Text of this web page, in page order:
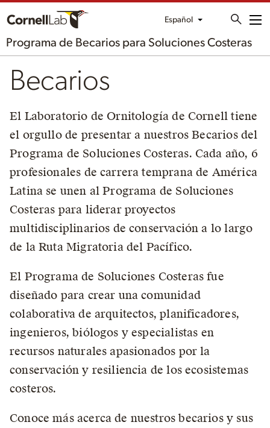
Español
Programa de Becarios para Soluciones Costeras
Becarios
El Laboratorio de Ornitología de Cornell tiene
el orgullo de presentar a nuestros Becarios del
Programa de Soluciones Costeras. Cada año, 6
profesionales de carrera temprana de América
Latina se unen al Programa de Soluciones
Costeras para liderar proyectos
multidisciplinarios de conservación a lo largo
de la Ruta Migratoria del Pacífico.
El Programa de Soluciones Costeras fue
diseñado para crear una comunidad
colaborativa de arquitectos, planificadores,
ingenieros, biólogos y especialistas en
recursos naturales apasionados por la
conservación y resiliencia de los ecosistemas
costeros.
Conoce más acerca de nuestros becarios y sus